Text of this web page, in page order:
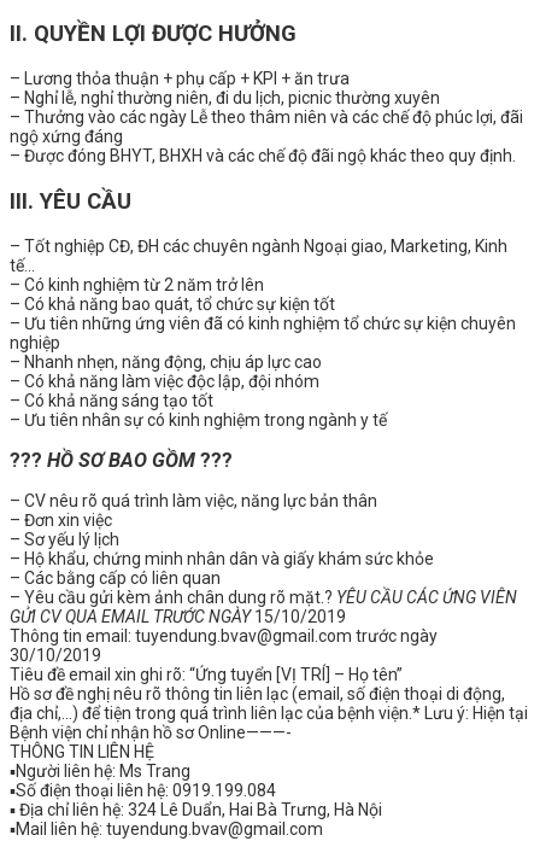
II. QUYỀN LỢI ĐƯỢC HƯỞNG
– Lương thỏa thuận + phụ cấp + KPI + ăn trưa
– Nghỉ lễ, nghỉ thường niên, đi du lịch, picnic thường xuyên
– Thưởng vào các ngày Lễ theo thâm niên và các chế độ phúc lợi, đãi
ngộ xứng đáng
– Được đóng BHYT, BHXH và các chế độ đãi ngộ khác theo quy định.
III. YÊU CẦU
– Tốt nghiệp CĐ, ĐH các chuyên ngành Ngoại giao, Marketing, Kinh
tế…
– Có kinh nghiệm từ 2 năm trở lên
– Có khả năng bao quát, tổ chức sự kiện tốt
– Ưu tiên những ứng viên đã có kinh nghiệm tổ chức sự kiện chuyên
nghiệp
– Nhanh nhẹn, năng động, chịu áp lực cao
– Có khả năng làm việc độc lập, đội nhóm
– Có khả năng sáng tạo tốt
– Ưu tiên nhân sự có kinh nghiệm trong ngành y tế
??? HỒ SƠ BAO GỒM ???
– CV nêu rõ quá trình làm việc, năng lực bản thân
– Đơn xin việc
– Sơ yếu lý lịch
– Hộ khẩu, chứng minh nhân dân và giấy khám sức khỏe
– Các bằng cấp có liên quan
– Yêu cầu gửi kèm ảnh chân dung rõ mặt.? YÊU CẦU CÁC ỨNG VIÊN
GỬI CV QUA EMAIL TRƯỚC NGÀY15/10/2019
Thông tin email: tuyendung.bvav@gmail.com trước ngày
30/10/2019
Tiêu đề email xin ghi rõ: “Ứng tuyển [VỊ TRÍ] – Họ tên”
Hồ sơ đề nghị nêu rõ thông tin liên lạc (email, số điện thoại di động,
địa chỉ,…) để tiện trong quá trình liên lạc của bệnh viện.* Lưu ý: Hiện tại
Bệnh viện chỉ nhận hồ sơ Online———-
THÔNG TIN LIÊN HỆ
▪️Người liên hệ: Ms Trang
▪️Số điện thoại liên hệ: 0919.199.084
▪️Địa chỉ liên hệ: 324 Lê Duẩn, Hai Bà Trưng, Hà Nội
▪️Mail liên hệ: tuyendung.bvav@gmail.com